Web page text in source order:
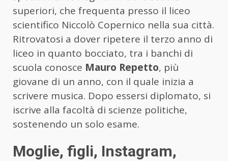
superiori, che frequenta presso il liceo
scientifico Niccolò Copernico nella sua città.
Ritrovatosi a dover ripetere il terzo anno di
liceo in quanto bocciato, tra i banchi di
scuola conosce Mauro Repetto, più
giovane di un anno, con il quale inizia a
scrivere musica. Dopo essersi diplomato, si
iscrive alla facoltà di scienze politiche,
sostenendo un solo esame.
Moglie, figli, Instagram,